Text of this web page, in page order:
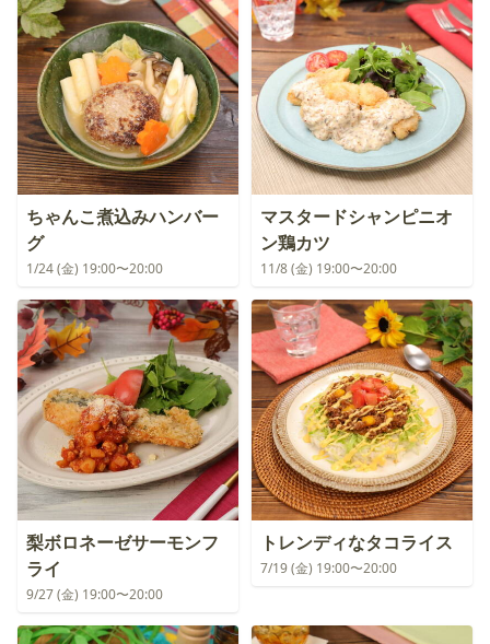
ちゃんこ煮込みハンバー
グ
1/24 (金) 19:00〜20:00
マスタードシャンピニオ
ン鶏カツ
11/8 (金) 19:00〜20:00
梨ボロネーゼサーモンフ
ライ
9/27 (金) 19:00〜20:00
トレンディなタコライス
7/19 (金) 19:00〜20:00